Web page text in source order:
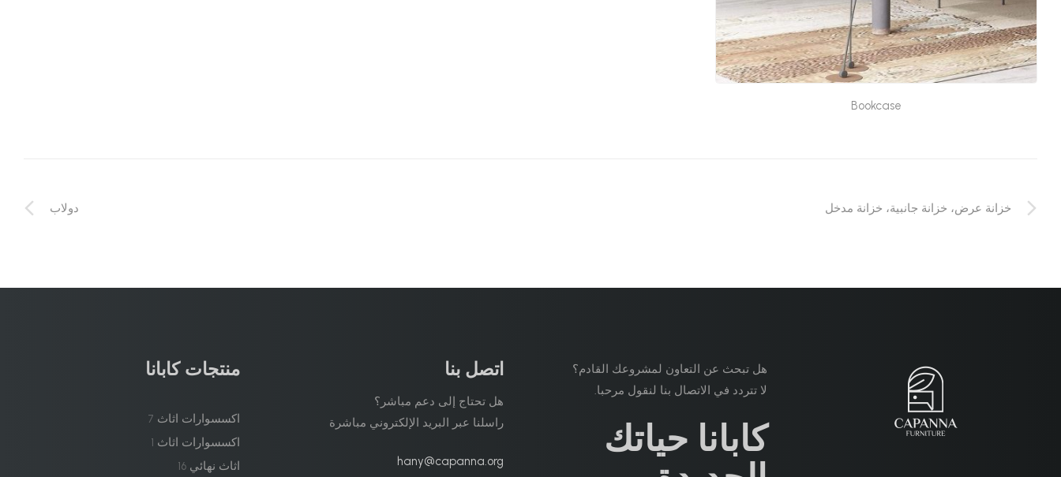
Bookcase
دولاب خزانة عرض، خزانة جانبية، خزانة مدخل
هل تبحث عن التعاون لمشروعك القادم؟
لا تتردد في الاتصال بنا لنقول مرحبا.
كابانا حياتك
اتصل بنا
هل تحتاج إلى دعم مباشر؟
راسلنا عبر البريد الإلكتروني مباشرة
hany@capanna.org
منتجات كابانا
اكسسوارات اثاث 7
اكسسوارات اثاث 1
اثاث نهائي 16